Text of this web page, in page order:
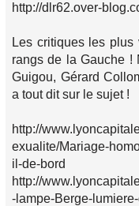
http://dlr62.over-
Les critiques les
rangs de la Gauche !
Guigou, Gérard
a tout dit sur le sujet !
http://
exualite/Mariage-
il-de-bord
http://
-lampe-Berge-